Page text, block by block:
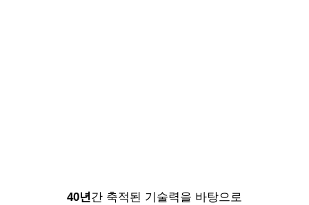
40년간 축적된 기술력을 바탕으로